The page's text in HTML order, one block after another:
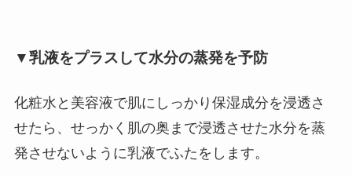
▼乳液をプラスして水分の蒸発を予防
化粧水と美容液で肌にしっかり保湿成分を浸透さ
せたら、せっかく肌の奥まで浸透させた水分を蒸
発させないように乳液でふたをします。